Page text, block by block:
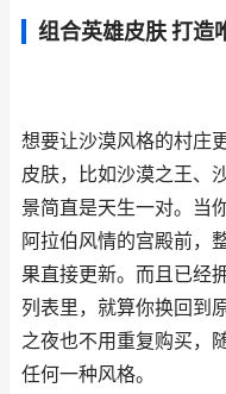
组合英雄皮肤 打造
想要让沙漠风格的村庄
皮肤，比如沙漠之王、
景简直是天生一对。当
阿拉伯风情的宫殿前，
果直接更新。而且已经
列表里，就算你换回到
之夜也不用重复购买，
任何一种风格。